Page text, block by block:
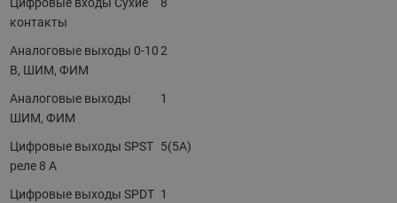
контакты
Аналоговые выходы 0-10
В, ШИМ, ФИМ
2
Аналоговые выходы
ШИМ, ФИМ
1
Цифровые выходы SPST
реле 8 А
5(5А)
Цифровые выходы SPDT 1